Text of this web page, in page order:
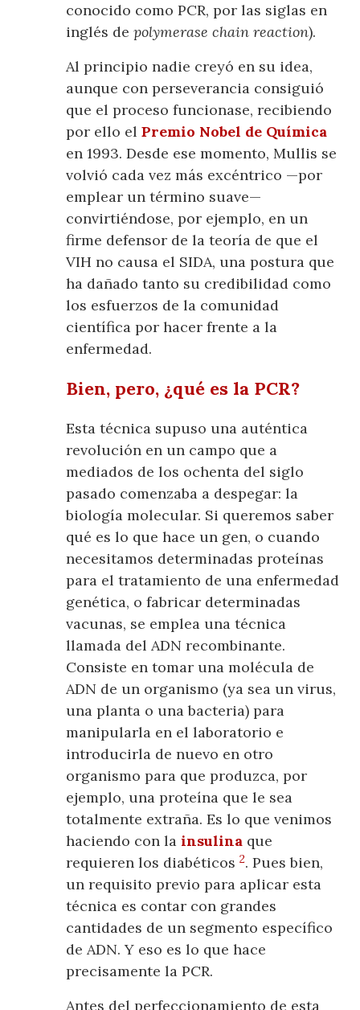
conocido como PCR, por las siglas en
inglés depolymerase chain reaction).
Al principio nadie creyó en su idea,
aunque con perseverancia consiguió
que el proceso funcionase, recibiendo
por ello elPremio Nobel de Química
en 1993. Desde ese momento, Mullis se
volvió cada vez más excéntrico —por
emplear un término suave—
convirtiéndose, por ejemplo, en un
firme defensor de la teoría de que el
VIH no causa el SIDA, una postura que
ha dañado tanto su credibilidad como
los esfuerzos de la comunidad
científica por hacer frente a la
enfermedad.
Bien, pero, ¿qué es la PCR?
Esta técnica supuso una auténtica
revolución en un campo que a
mediados de los ochenta del siglo
pasado comenzaba a despegar: la
biología molecular. Si queremos saber
qué es lo que hace un gen, o cuando
necesitamos determinadas proteínas
para el tratamiento de una enfermedad
genética, o fabricar determinadas
vacunas, se emplea una técnica
llamada del ADN recombinante.
Consiste en tomar una molécula de
ADN de un organismo (ya sea un virus,
una planta o una bacteria) para
manipularla en el laboratorio e
introducirla de nuevo en otro
organismo para que produzca, por
ejemplo, una proteína que le sea
totalmente extraña. Es lo que venimos
haciendo con lainsulina que
requieren los diabéticos2. Pues bien,
un requisito previo para aplicar esta
técnica es contar con grandes
cantidades de un segmento específico
de ADN. Y eso es lo que hace
precisamente la PCR.
Antes del perfeccionamiento de esta